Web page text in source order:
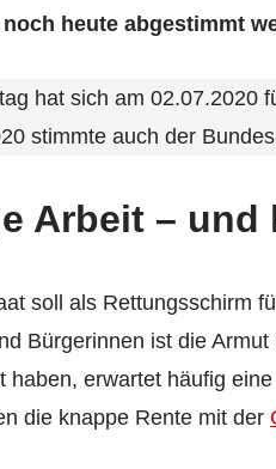
heute abgestimmt
hat sich am 02.07.2020
stimmte auch der
Arbeit – und
soll als Rettungsschirm
Bürgerinnen ist die
haben, erwartet häufig
die knappe Rente mit der